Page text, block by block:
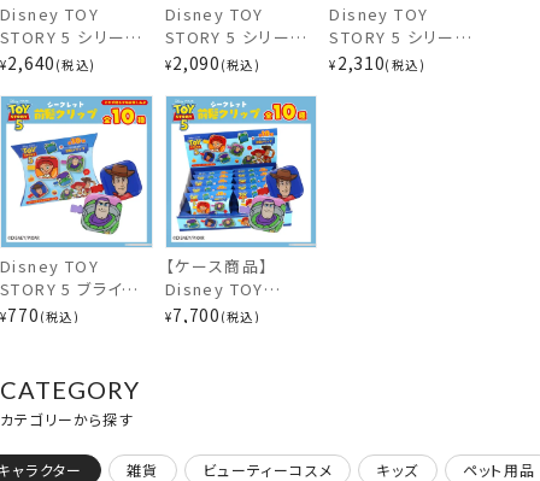
カラビナ付きミニポーチ
Disney TOY
STORY 5 シリーズ
カラビナ付きミニポ
BLUE ＞ トイ・スト
ーリー ディズニー
粧美堂 shobido
¥2,640 税込
Disney TOY
STORY 5 シリーズ
巾着ポーチ ＜
トイ・ストーリー デ
ィズニー 粧美堂
shobido
¥2,090 税込
Disney TOY
STORY 5 シリーズ
キーホルダー ＜
¥ 2,310 税込
Disney TOY
STORY 5 ブラインド
コスメシリーズ 前髪
ディズニー 粧美堂
shobido
¥770 税込
【ケース商品】
Disney TOY
STORY 5 ブラインド
¥7,700 税込
CATEGORY
カテゴリーから探す
ャラクター 雑貨 ビューティーコスメ キッズ ペット用品